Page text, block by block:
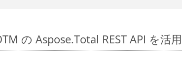
の Aspose.Total REST API を活